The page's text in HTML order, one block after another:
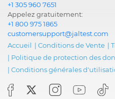
+1 305 960 7651
Appelez gratuitement:
+1 800 975 1865
customersupport@jaltest.com
Accueil | Conditions de Vente |
| Politique de protection des
| Conditions générales